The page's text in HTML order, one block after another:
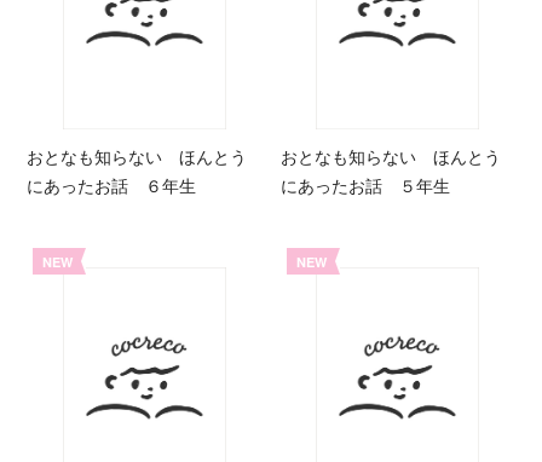
おとなも知らない ほんとう
にあったお話 ６年生
おとなも知らない ほんとう
にあったお話 ５年生
NEW NEW